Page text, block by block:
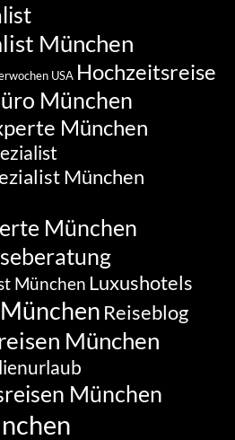
München
USA Hochzeitsreise
München
München
München
München
München Luxushotels
Reiseblog
München
München